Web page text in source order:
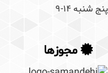
مجوزها